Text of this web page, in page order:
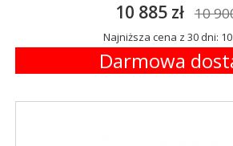
10 885 zł 10
Najniższa cena z 30 dni: 10
Darmowa